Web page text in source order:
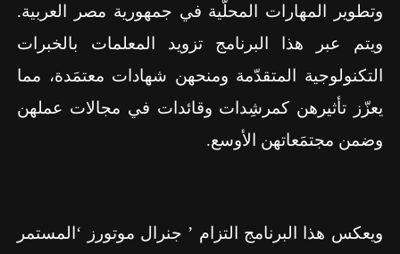
وتطوير المهارات المحلّية في جمهورية مصر العربية.
ويتم عبر هذا البرنامج تزويد المعلمات بالخبرات
التكنولوجية المتقدّمة ومنحهن شهادات معتمَدة، مما
يعزّز تأثيرهن كمرشِدات وقائدات في مجالات عملهن
وضمن مجتمَعاتهن الأوسع.
ويعكس هذا البرنامج التزام ’ جنرال موتورز ‘المستمر